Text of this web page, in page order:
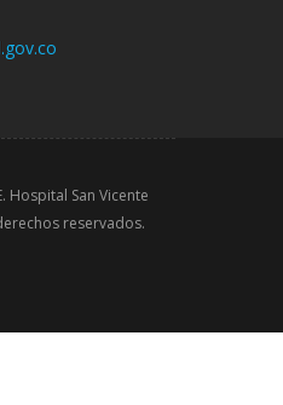
Hospital San Vicente
reservados.